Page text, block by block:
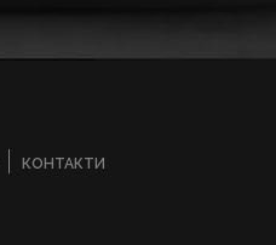
КОНТАКТИ